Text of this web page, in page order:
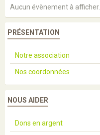
Aucun évènement à afficher.
PRÉSENTATION
Notre association
Nos coordonnées
NOUS AIDER
Dons en argent